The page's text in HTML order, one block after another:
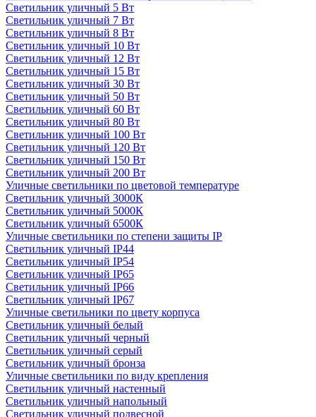
Светильник уличный 5 Вт
Светильник уличный 7 Вт
Светильник уличный 8 Вт
Светильник уличный 10 Вт
Светильник уличный 12 Вт
Светильник уличный 15 Вт
Светильник уличный 30 Вт
Светильник уличный 50 Вт
Светильник уличный 60 Вт
Светильник уличный 80 Вт
Светильник уличный 100 Вт
Светильник уличный 120 Вт
Светильник уличный 150 Вт
Светильник уличный 200 Вт
Уличные светильники по цветовой температуре
Cветильник уличный 3000К
Cветильник уличный 5000К
Cветильник уличный 6500К
Уличные светильники по степени защиты IP
Светильник уличный IP44
Светильник уличный IP54
Светильник уличный IP65
Светильник уличный IP66
Светильник уличный IP67
Уличные светильники по цвету корпуса
Светильник уличный белый
Светильник уличный черный
Светильник уличный серый
Светильник уличный бронза
Уличные светильники по виду крепления
Светильник уличный настенный
Светильник уличный напольный
Светильник уличный подвесной